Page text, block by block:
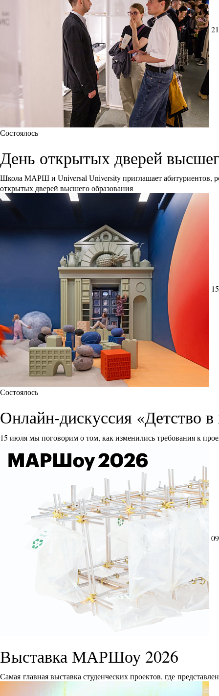
Состоялось
День открытых дверей
Школа МАРШ и Universal University приглашает абитуриентов,
открытых дверей высшего образования
Состоялось
Онлайн-дискуссия «Детство
15 июля мы поговорим о том, как изменились требования к
Выставка МАРШоу 2026
Самая главная выставка студенческих проектов, где